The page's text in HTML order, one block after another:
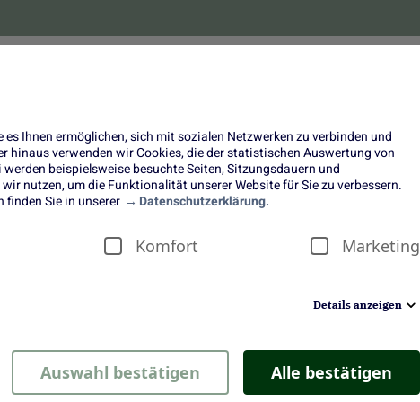
Ihnen ermöglichen, sich mit sozialen Netzwerken zu verbinden und
hinaus verwenden wir Cookies, die der statistischen Auswertung von
beispielsweise besuchte Seiten, Sitzungsdauern und
nutzen, um die Funktionalität unserer Website für Sie zu verbessern.
Sie in unserer
Datenschutzerklärung.
Komfort Marketing
Details anzeigen
Auswahl bestätigen Alle bestätigen
mit Rhabarber
auch sehr gut in herzhaften Gerichten. Heute haben wir ein
den Rhabarber wunderbar mit Ziegenkäse oder Mozzarella